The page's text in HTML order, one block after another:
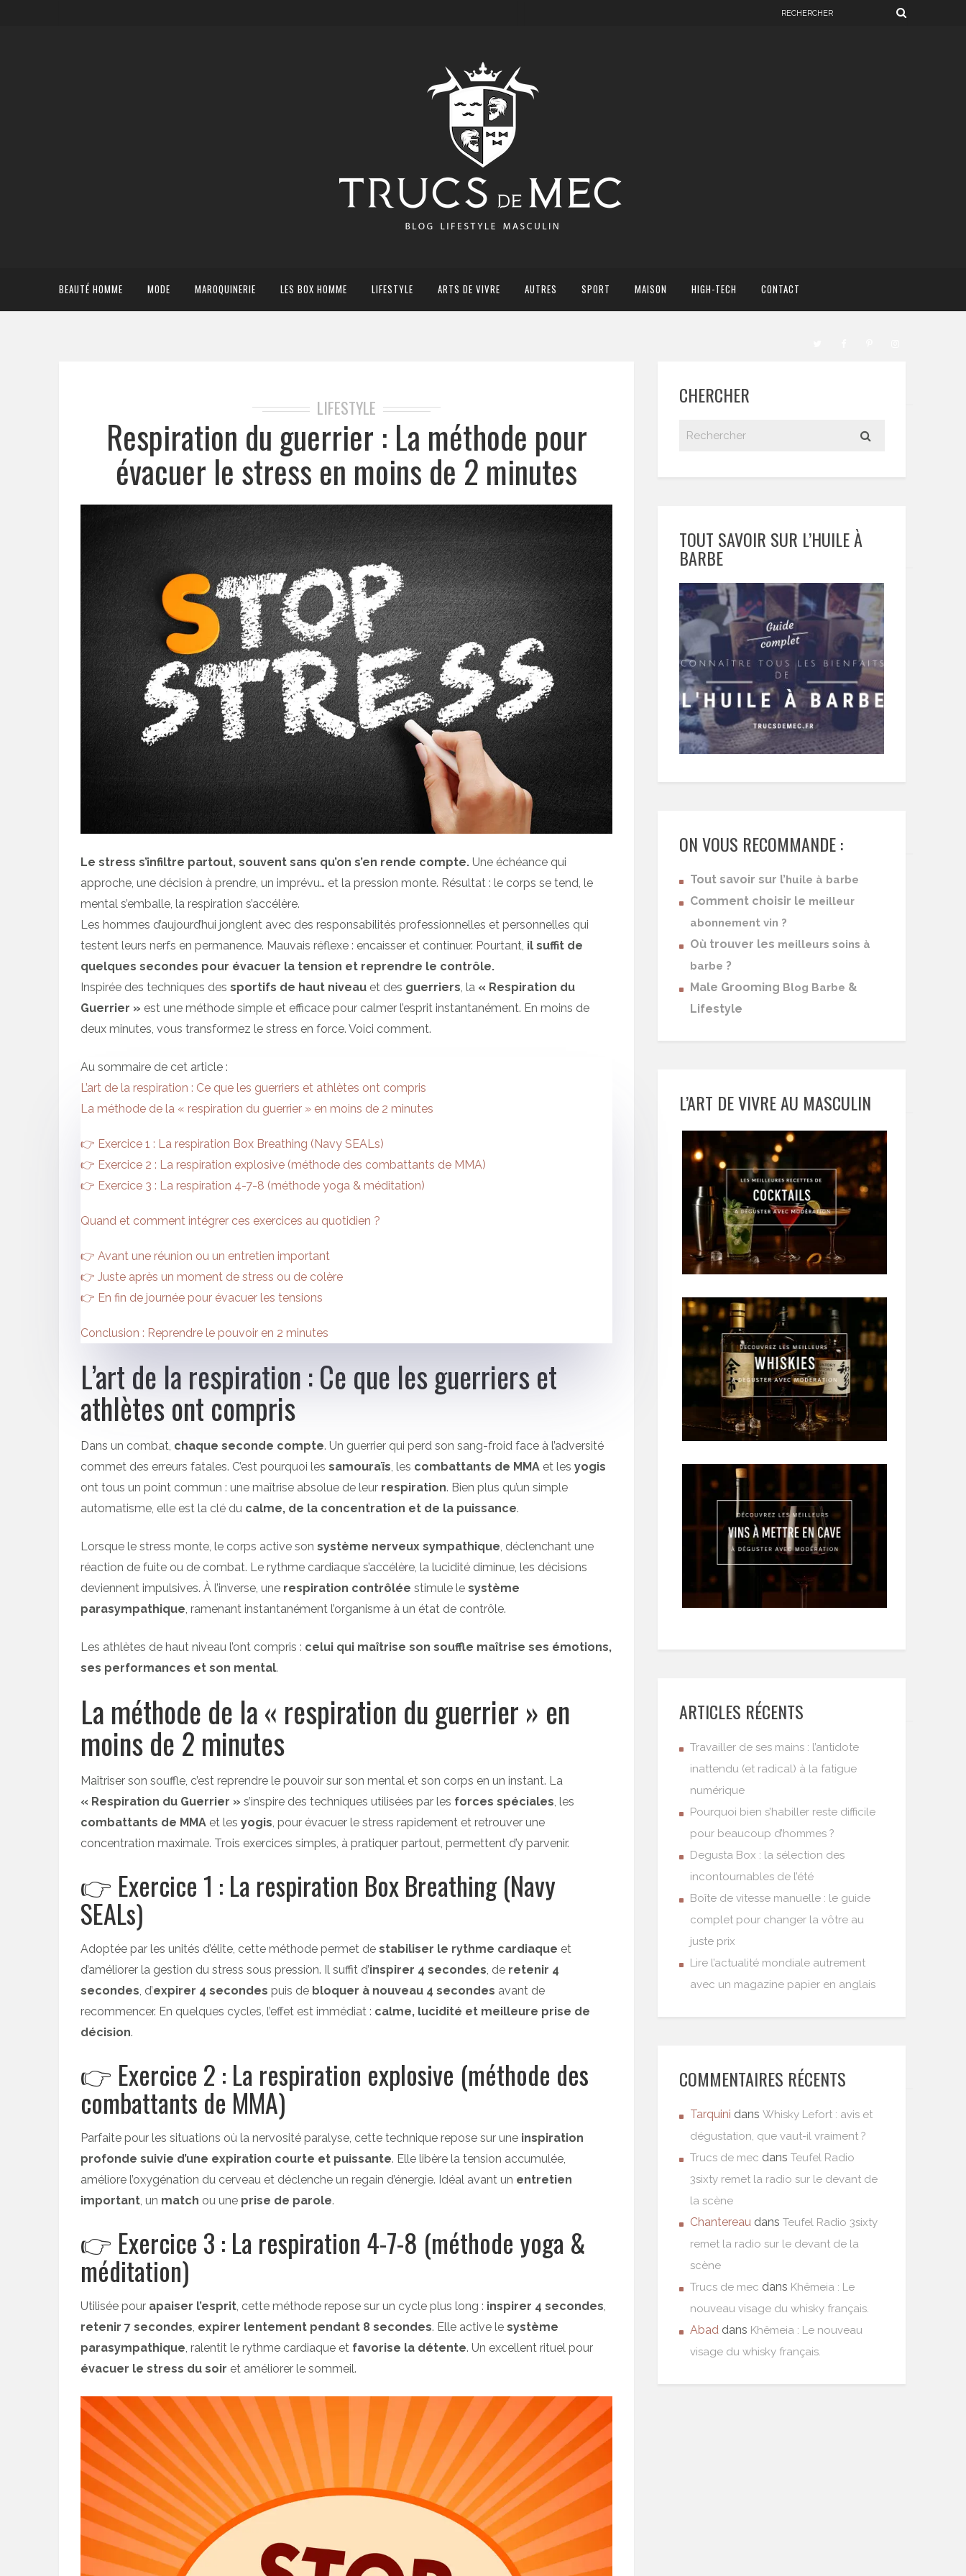
BEAUTÉ HOMME MODE MAROQUINERIE LES BOX HOMME LIFESTYLE ARTS DE VIVRE AUTRES SPORT MAISON HIGH-TECH CONTACT
LIFESTYLE
Respiration du guerrier : La méthode pour
évacuer le stress en moins de 2 minutes
Le stress s’infiltre partout, souvent sans qu’on s’en rende compte. Une échéance qui
approche, une décision à prendre, un imprévu… et la pression monte. Résultat : le corps se tend, le
mental s’emballe, la respiration s’accélère.
Les hommes d’aujourd’hui jonglent avec des responsabilités professionnelles et personnelles qui
testent leurs nerfs en permanence. Mauvais réflexe : encaisser et continuer. Pourtant, il suffit de
quelques secondes pour évacuer la tension et reprendre le contrôle.
Inspirée des techniques des sportifs de haut niveau et des guerriers, la « Respiration du
Guerrier » est une méthode simple et efficace pour calmer l’esprit instantanément. En moins de
deux minutes, vous transformez le stress en force. Voici comment.
Au sommaire de cet article :
L’art de la respiration : Ce que les guerriers et athlètes ont compris
La méthode de la « respiration du guerrier » en moins de 2 minutes
👉 Exercice 1 : La respiration Box Breathing (Navy SEALs)
👉 Exercice 2 : La respiration explosive (méthode des combattants de MMA)
👉 Exercice 3 : La respiration 4-7-8 (méthode yoga & méditation)
Quand et comment intégrer ces exercices au quotidien ?
👉 Avant une réunion ou un entretien important
👉 Juste après un moment de stress ou de colère
👉 En fin de journée pour évacuer les tensions
Conclusion : Reprendre le pouvoir en 2 minutes
L’art de la respiration : Ce que les guerriers et
athlètes ont compris
Dans un combat, chaque seconde compte. Un guerrier qui perd son sang-froid face à l’adversité
commet des erreurs fatales. C’est pourquoi les samouraïs, les combattants de MMA et les yogis
ont tous un point commun : une maîtrise absolue de leur respiration. Bien plus qu’un simple
automatisme, elle est la clé du calme, de la concentration et de la puissance.
Lorsque le stress monte, le corps active son système nerveux sympathique, déclenchant une
réaction de fuite ou de combat. Le rythme cardiaque s’accélère, la lucidité diminue, les décisions
deviennent impulsives. À l’inverse, une respiration contrôlée stimule le système
parasympathique, ramenant instantanément l’organisme à un état de contrôle.
Les athlètes de haut niveau l’ont compris : celui qui maîtrise son souffle maîtrise ses émotions,
ses performances et son mental.
La méthode de la « respiration du guerrier » en
moins de 2 minutes
Maîtriser son souffle, c’est reprendre le pouvoir sur son mental et son corps en un instant. La
« Respiration du Guerrier » s’inspire des techniques utilisées par les forces spéciales, les
combattants de MMA et les yogis, pour évacuer le stress rapidement et retrouver une
concentration maximale. Trois exercices simples, à pratiquer partout, permettent d’y parvenir.
👉 Exercice 1 : La respiration Box Breathing (Navy
SEALs)
Adoptée par les unités d’élite, cette méthode permet de stabiliser le rythme cardiaque et
d’améliorer la gestion du stress sous pression. Il suffit d’inspirer 4 secondes, de retenir 4
secondes, d’expirer 4 secondes puis de bloquer à nouveau 4 secondes avant de
recommencer. En quelques cycles, l’effet est immédiat : calme, lucidité et meilleure prise de
décision.
👉 Exercice 2 : La respiration explosive (méthode des
combattants de MMA)
Parfaite pour les situations où la nervosité paralyse, cette technique repose sur une inspiration
profonde suivie d’une expiration courte et puissante. Elle libère la tension accumulée,
améliore l’oxygénation du cerveau et déclenche un regain d’énergie. Idéal avant un entretien
important, un match ou une prise de parole.
👉 Exercice 3 : La respiration 4-7-8 (méthode yoga &
méditation)
Utilisée pour apaiser l’esprit, cette méthode repose sur un cycle plus long : inspirer 4 secondes,
retenir 7 secondes, expirer lentement pendant 8 secondes. Elle active le système
parasympathique, ralentit le rythme cardiaque et favorise la détente. Un excellent rituel pour
évacuer le stress du soir et améliorer le sommeil.
CHERCHER
TOUT SAVOIR SUR L’HUILE À
BARBE
ON VOUS RECOMMANDE :
Tout savoir sur l’ huile à barbe
Comment choisir le meilleur
abonnement vin ?
Où trouver les meilleurs soins à
barbe ?
Male Grooming Blog Barbe &
Lifestyle
L’ART DE VIVRE AU MASCULIN
ARTICLES RÉCENTS
Travailler de ses mains : l’antidote
inattendu (et radical) à la fatigue
numérique
Pourquoi bien s’habiller reste difficile
pour beaucoup d’hommes ?
Degusta Box : la sélection des
incontournables de l’été
Boîte de vitesse manuelle : le guide
complet pour changer la vôtre au
juste prix
Lire l’actualité mondiale autrement
avec un magazine papier en anglais
COMMENTAIRES RÉCENTS
Tarquini dans Whisky Lefort : avis et
dégustation, que vaut-il vraiment ?
Trucs de mec dans Teufel Radio
3sixty remet la radio sur le devant de
la scène
Chantereau dans Teufel Radio 3sixty
remet la radio sur le devant de la
scène
Trucs de mec dans Khêmeia : Le
nouveau visage du whisky français.
Abad dans Khêmeia : Le nouveau
visage du whisky français.